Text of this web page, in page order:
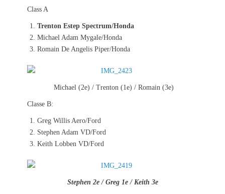
Class A
Trenton Estep Spectrum/Honda
Michael Adam Mygale/Honda
Romain De Angelis Piper/Honda
Michael (2e) / Trenton (1e) / Romain (3e)
Classe B:
Greg Willis Aero/Ford
Stephen Adam VD/Ford
Keith Lobben VD/Ford
Stephen 2e / Greg 1e / Keith 3e